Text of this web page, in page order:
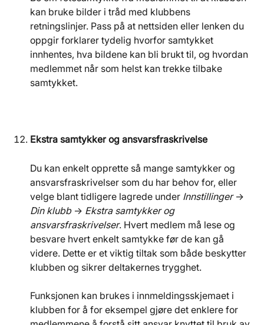
kan bruke bilder i tråd med klubbens
retningslinjer. Pass på at nettsiden eller lenken du
oppgir forklarer tydelig hvorfor samtykket
innhentes, hva bildene kan bli brukt til, og hvordan
medlemmet når som helst kan trekke tilbake
samtykket.
Ekstra samtykker og ansvarsfraskrivelse
Du kan enkelt opprette så mange samtykker og
ansvarsfraskrivelser som du har behov for, eller
velge blant tidligere lagrede under Innstillinger →
Din klubb → Ekstra samtykker og
ansvarsfraskrivelser. Hvert medlem må lese og
besvare hvert enkelt samtykke før de kan gå
videre. Dette er et viktig tiltak som både beskytter
klubben og sikrer deltakernes trygghet.
Funksjonen kan brukes i innmeldingsskjemaet i
klubben for å for eksempel gjøre det enklere for